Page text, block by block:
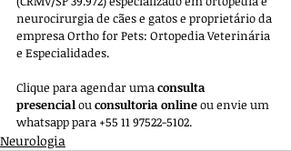
neurocirurgia de cães e gatos e proprietário da
empresa Ortho for Pets: Ortopedia Veterinária
e Especialidades.
Clique para agendar uma consulta
presencial ou consultoria online ou envie um
whatsapp para +55 11 97522-5102.
Neurologia